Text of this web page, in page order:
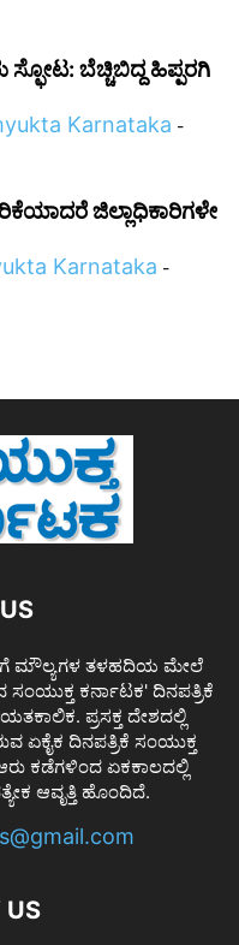
ಸ್ಫೋಟ: ಬೆಚ್ಚಿಬಿದ್ದ ಹಿಪ್ಪರಗಿ
Karnataka -
ಜಿಲ್ಲಾಧಿಕಾರಿಗಳೇ
Karnataka -
ಮೌಲ್ಯಗಳ ತಳಹದಿಯ ಮೇಲೆ
ಸಂಯುಕ್ತ ಕರ್ನಾಟಕ' ದಿನಪತ್ರಿಕೆ
ಪ್ರಸಕ್ತ ದೇಶದಲ್ಲಿ
ಏಕೈಕ ದಿನಪತ್ರಿಕೆ ಸಂಯುಕ್ತ
ಆರು ಕಡೆಗಳಿಂದ ಏಕಕಾಲದಲ್ಲಿ
ಆವೃತ್ತಿ ಹೊಂದಿದೆ.
US